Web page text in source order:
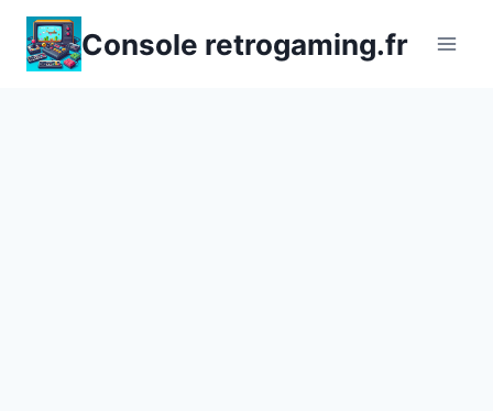
Aller
contenu
Console retrogaming.fr